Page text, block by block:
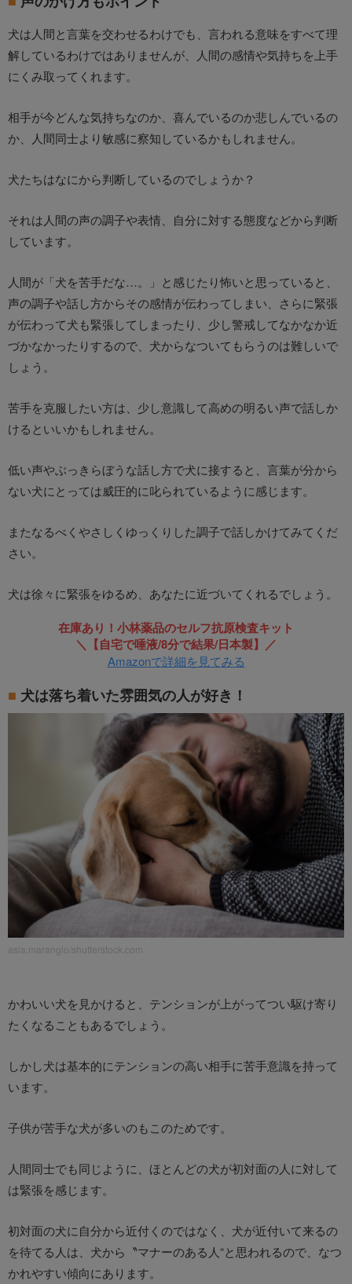
犬は人間と言葉を交わせるわけでも、言われる意味をすべて理
解しているわけではありませんが、人間の感情や気持ちを上手
にくみ取ってくれます。
相手が今どんな気持ちなのか、喜んでいるのか悲しんでいるの
か、人間同士より敏感に察知しているかもしれません。
犬たちはなにから判断しているのでしょうか？
それは人間の声の調子や表情、自分に対する態度などから判断
しています。
人間が「犬を苦手だな…。」と感じたり怖いと思っていると、
声の調子や話し方からその感情が伝わってしまい、さらに緊張
が伝わって犬も緊張してしまったり、少し警戒してなかなか近
づかなかったりするので、犬からなついてもらうのは難しいで
しょう。
苦手を克服したい方は、少し意識して高めの明るい声で話しか
けるといいかもしれません。
低い声やぶっきらぼうな話し方で犬に接すると、言葉が分から
ない犬にとっては威圧的に叱られているように感じます。
またなるべくやさしくゆっくりした調子で話しかけてみてくだ
さい。
犬は徐々に緊張をゆるめ、あなたに近づいてくれるでしょう。
在庫あり！小林薬品のセルフ抗原検査キット
＼【自宅で唾液/8分で結果/日本製】／
Amazonで詳細を見てみる
犬は落ち着いた雰囲気の人が好き！
asia.marangio/shutterstock.com
かわいい犬を見かけると、テンションが上がってつい駆け寄り
たくなることもあるでしょう。
しかし犬は基本的にテンションの高い相手に苦手意識を持って
います。
子供が苦手な犬が多いのもこのためです。
人間同士でも同じように、ほとんどの犬が初対面の人に対して
は緊張を感じます。
初対面の犬に自分から近付くのではなく、犬が近付いて来るの
を待てる人は、犬から〝マナーのある人“と思われるので、なつ
かれやすい傾向にあります。